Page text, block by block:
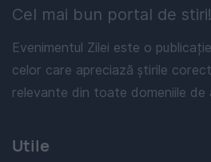
Cel mai bun portal de stiri!
Evenimentul Zilei este o
celor care apreciază știrile
relevante din toate domeniile
Utile